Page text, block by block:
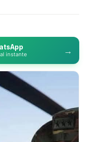
instante →